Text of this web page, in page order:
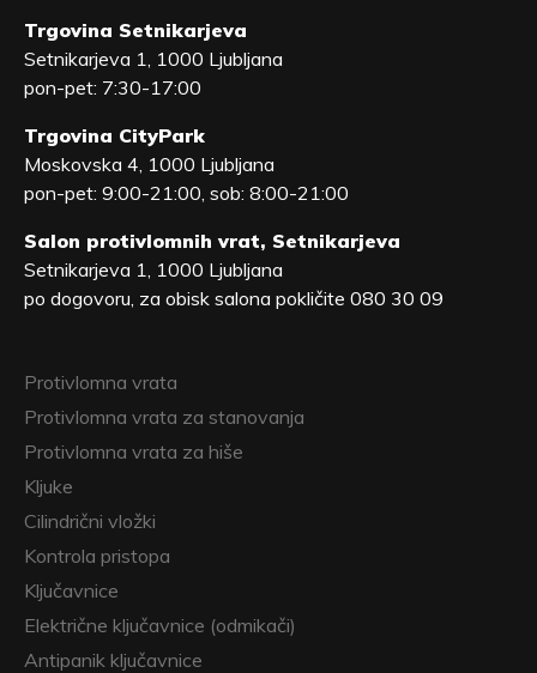
Trgovina Setnikarjeva
Setnikarjeva 1, 1000 Ljubljana
pon-pet: 7:30-17:00
Trgovina CityPark
Moskovska 4, 1000 Ljubljana
pon-pet: 9:00-21:00, sob: 8:00-21:00
Salon protivlomnih vrat, Setnikarjeva
Setnikarjeva 1, 1000 Ljubljana
po dogovoru, za obisk salona pokličite 080 30 09
Protivlomna vrata
Protivlomna vrata za stanovanja
Protivlomna vrata za hiše
Kljuke
Cilindrični vložki
Kontrola pristopa
Ključavnice
Električne ključavnice (odmikači)
Antipanik ključavnice